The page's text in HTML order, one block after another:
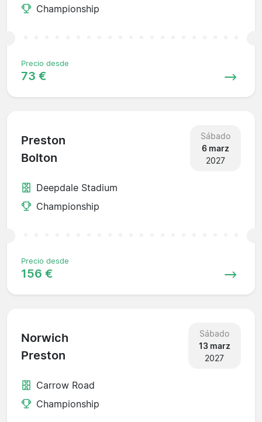
Championship
Precio desde
73 €
Preston
Bolton
Sábado
6 marz
2027
Deepdale Stadium
Championship
Precio desde
156 €
Norwich
Preston
Sábado
13 marz
2027
Carrow Road
Championship